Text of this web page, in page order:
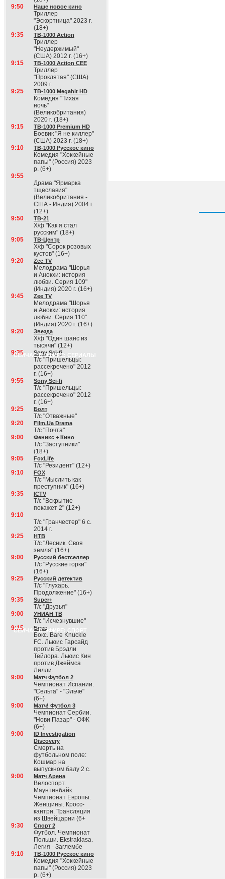
9:50
Наше новое кино
Триллер
"Эскортница" 2023 г.
(18+)
9:35
ТВ-1000 Action
Триллер
"Неудержимый"
(США) 2012 г. (16+)
9:15
ТВ-1000 Action CEE
Триллер
"Проклятая" (США)
2009 г.
9:25
ТВ-1000 Megahit HD
Комедия "Тихая
ночь"
(Великобритания)
2020 г. (18+)
9:15
ТВ-1000 Premium HD
Боевик "Я не киллер"
(США) 2023 г. (18+)
9:10
ТВ-1000 Русское кино
Комедия "Хоккейные
папы" (Россия) 2023
р. (6+)
9:55
Драма "Ярмарка
тщеславия"
(Великобритания -
США - Индия) 2004 г.
(12+)
9:50
ТВ-21
Х/ф "Как я стал
русским" (18+)
9:05
ТВ-Центр
Х/ф "Сорок розовых
кустов" (16+)
9:20
Zee TV
Мелодрама "Шорья
и Анокхи: история
любви. Серия 109"
(Индия) 2020 г. (16+)
9:45
Zee TV
Мелодрама "Шорья
и Анокхи: история
любви. Серия 110"
(Индия) 2020 г. (16+)
9:20
Звезда
Х/ф "Один шанс из
тысячи" (12+)
СЕЙЧАС В ЭФИРЕ: СЕРИАЛЫ
9:35 Sony Sci-fi
Т/с "Пришельцы:
рассекречено" 2012
г. (16+)
9:55
Sony Sci-fi
Т/с "Пришельцы:
рассекречено" 2012
г. (16+)
9:25
Болт
Т/с "Отважные"
9:20
Film.Ua Drama
Т/с "Почта"
9:00
Феникс + Кино
Т/с "Заступники"
(18+)
9:05
FoxLife
Т/с "Резидент" (12+)
9:10
FOX
Т/с "Мыслить как
преступник" (16+)
9:35
ICTV
Т/с "Вскрытие
покажет 2" (12+)
9:10
Т/с "Гранчестер" 6 с.
2014 г.
9:25
НТВ
Т/с "Лесник. Своя
земля" (16+)
9:00
Русский бестселлер
Т/с "Русские горки"
(16+)
9:25
Русский детектив
Т/с "Глухарь.
Продолжение" (16+)
9:35
Super+
Т/с "Друзья"
9:00
УНИАН ТВ
Т/с "Исчезнувшие"
СЕЙЧАС В ЭФИРЕ: СПОРТ
9:15 Боец
Бокс. Bare Knuckle
FC. Льюис Гарсайд
против Брэдли
Тейлора. Льюис Кин
против Джеймса
Лилли.
9:00
Матч Футбол 2
Чемпионат Испании.
"Сельта" - "Эльче"
(6+)
9:00
Матч! Футбол 3
Чемпионат Сербии.
"Нови Пазар" - ОФК
(6+)
9:00
ID Investigation
Discovery
Смерть на
футбольном поле:
Кошмар на
выпускном балу 2 с.
9:00
Матч Арена
Велоспорт.
Маунтинбайк.
Чемпионат Европы.
Женщины. Кросс-
кантри. Трансляция
из Швейцарии (6+
9:30
Спорт 2
Футбол. Чемпионат
Польши. Ekstraklasa.
Легия - Заглембе
9:10
ТВ-1000 Русское кино
Комедия "Хоккейные
папы" (Россия) 2023
р. (6+)